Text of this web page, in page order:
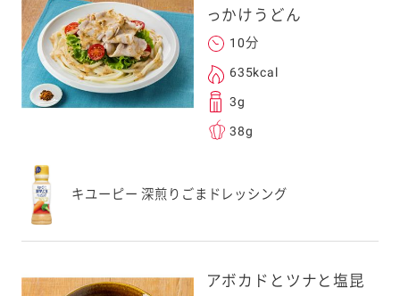
っかけうどん
10分
635kcal
3g
38g
キユーピー 深煎りごまドレッシング
アボカドとツナと塩昆